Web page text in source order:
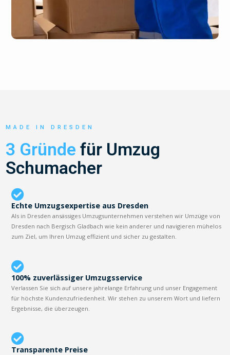
MADE IN DRESDEN
3 Gründe für Umzug
Schumacher
Echte Umzugsexpertise aus Dresden
Als in Dresden ansässiges Umzugsunternehmen verstehen wir Umzüge von
Dresden nach Bergisch Gladbach wie kein anderer und navigieren mühelos
zum Ziel, um Ihren Umzug effizient und sicher zu gestalten.
100% zuverlässiger Umzugsservice
Verlassen Sie sich auf unsere jahrelange Erfahrung und unser Engagement
für höchste Kundenzufriedenheit. Wir stehen zu unserem Wort und liefern
Ergebnisse, die überzeugen.
Transparente Preise